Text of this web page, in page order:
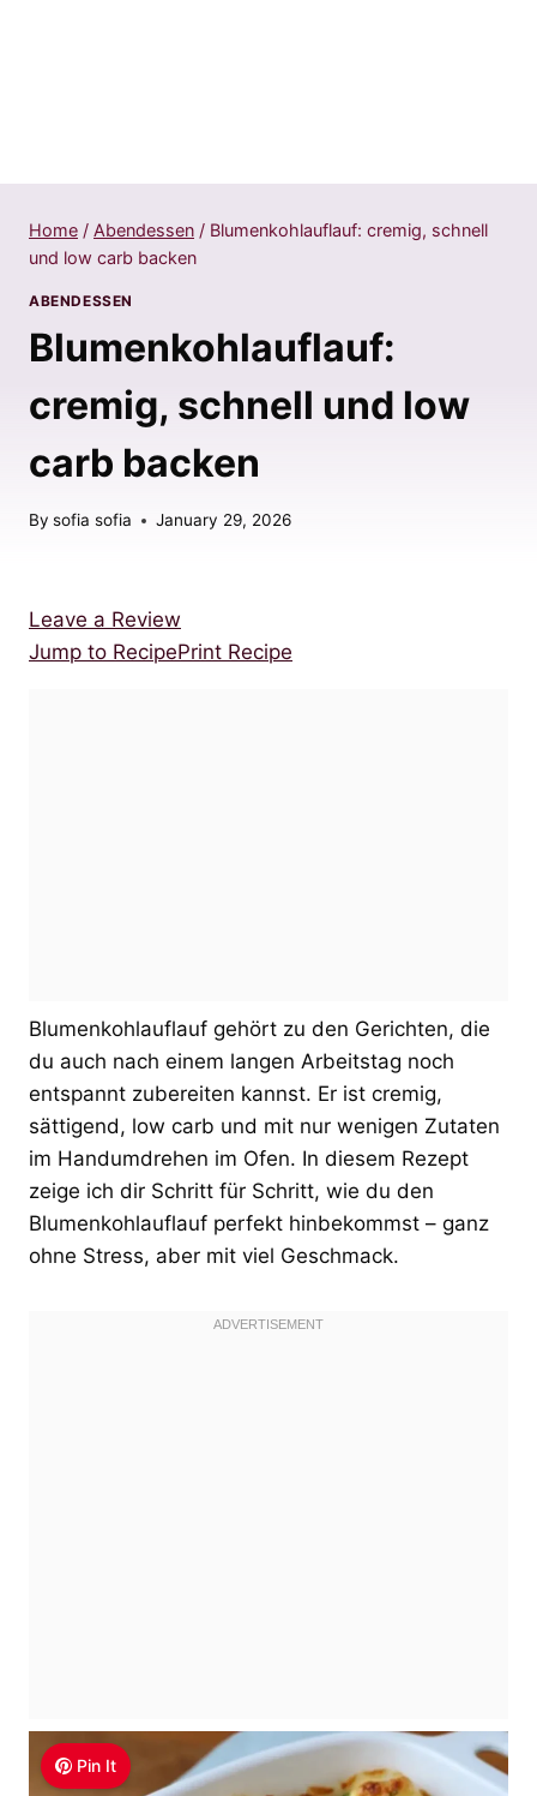
Home / Abendessen / Blumenkohlauflauf: cremig, schnell
und low carb backen
ABENDESSEN
Blumenkohlauflauf:
cremig, schnell und low
carb backen
By sofia sofia January 29, 2026
Jump to RecipePrint Recipe
Leave a Review
Blumenkohlauflauf gehört zu den Gerichten, die
du auch nach einem langen Arbeitstag noch
entspannt zubereiten kannst. Er ist cremig,
sättigend, low carb und mit nur wenigen Zutaten
im Handumdrehen im Ofen. In diesem Rezept
zeige ich dir Schritt für Schritt, wie du den
Blumenkohlauflauf perfekt hinbekommst – ganz
ohne Stress, aber mit viel Geschmack.
Pin It